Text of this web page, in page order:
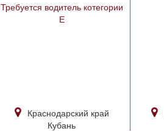
Требуется водитель котегории
Е
Краснодарский край
Кубань